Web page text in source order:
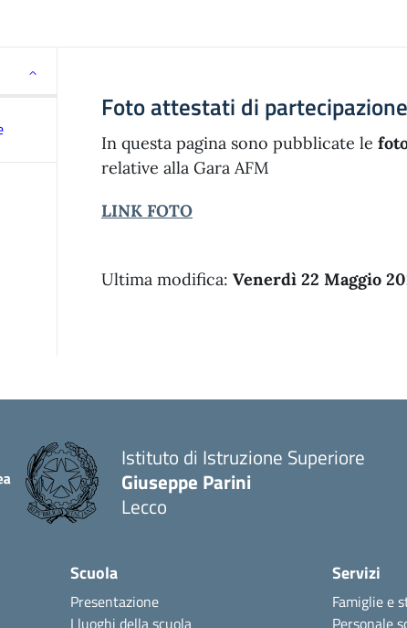
Foto attestati di partecipazione
In questa pagina sono pubblicate le
relative alla Gara AFM
LINK FOTO
Ultima modifica: Venerdì 22 Maggio
Istituto di Istruzione Superiore
Giuseppe Parini
Lecco
Scuola
Presentazione
I luoghi della scuola
Servizi
Famiglie e
Personale